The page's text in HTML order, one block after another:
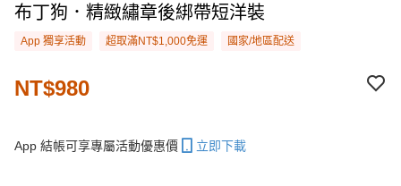
布丁狗．精緻繡章後綁帶短洋裝
App 獨享活動 超取滿NT$1,000免運 國家/地區配送
NT$980
App 結帳可享專屬活動優惠價 立即下載